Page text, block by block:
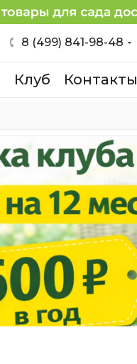
8 (499) 841-98-48
Клуб Контакты